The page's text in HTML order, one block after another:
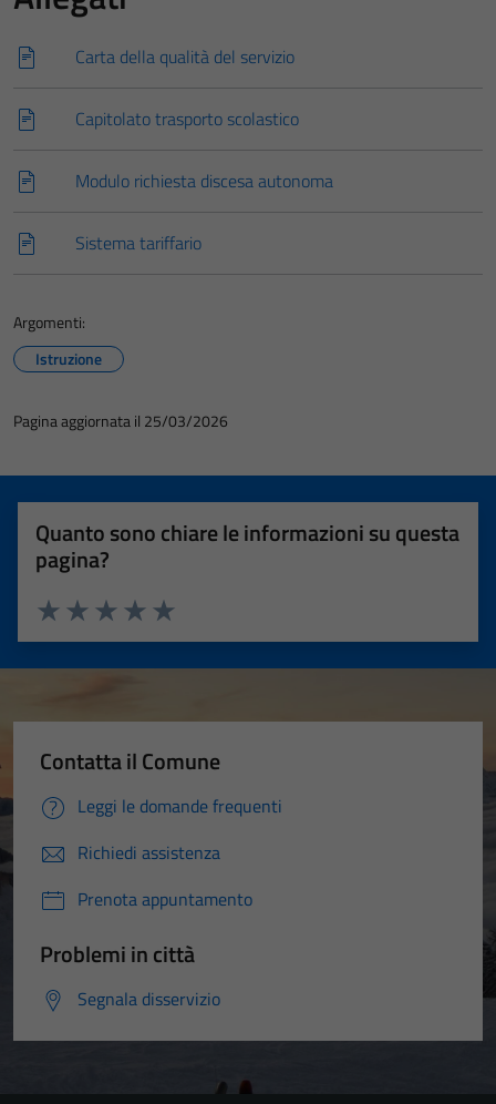
Carta della qualità del servizio
Capitolato trasporto scolastico
Modulo richiesta discesa autonoma
Sistema tariffario
Argomenti:
Istruzione
Pagina aggiornata il 25/03/2026
Quanto sono chiare le informazioni su questa
pagina?
Valuta 5 stelle su 5
Valuta 4 stelle su 5
Valuta 3 stelle su 5
Valuta 2 stelle su 5
Valuta 1 stelle su 5
Contatta il Comune
Leggi le domande frequenti
Richiedi assistenza
Prenota appuntamento
Problemi in città
Segnala disservizio
possono
essere
disabilitati.
personali.